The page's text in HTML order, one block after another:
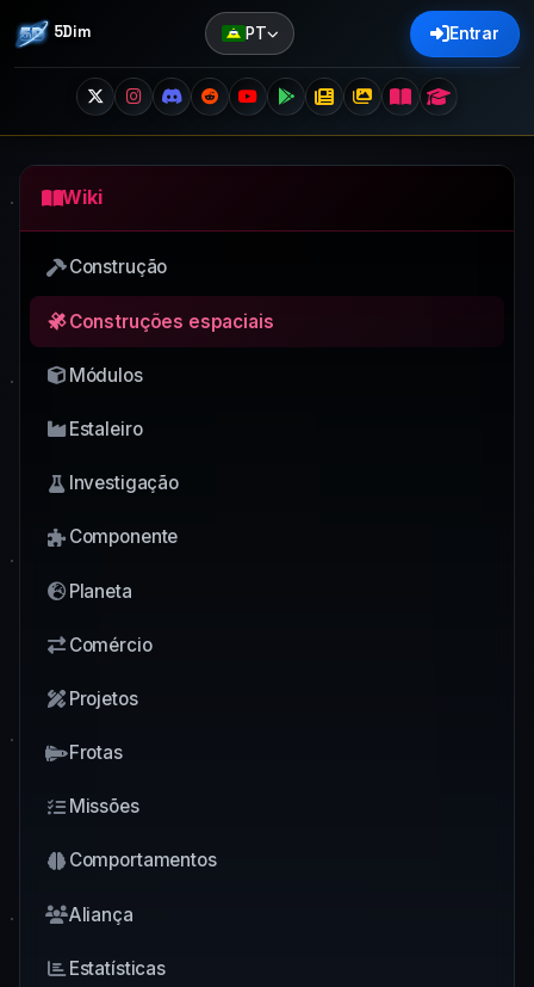
5Dim PT Entrar
Wiki
Construção
Construções espaciais
Módulos
Estaleiro
Investigação
Componente
Planeta
Comércio
Projetos
Frotas
Missões
Comportamentos
Aliança
Estatísticas